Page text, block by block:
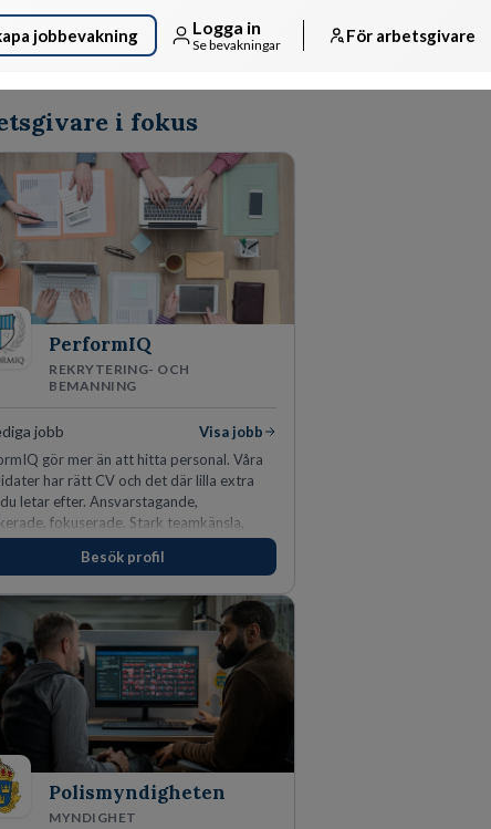
jobbevakning Logga in
Se bevakningar För arbetsgivare
i fokus
PerformIQ
REKRYTERING- OCH
BEMANNING
jobb
Visa jobb
gör mer än att hitta personal. Våra
har rätt CV och det där lilla extra
letar efter. Ansvarstagande,
fokuserade. Stark teamkänsla,
och hälsomedvetna. Vi kallar det
egenskaper.
Besök profil
Polismyndigheten
MYNDIGHET